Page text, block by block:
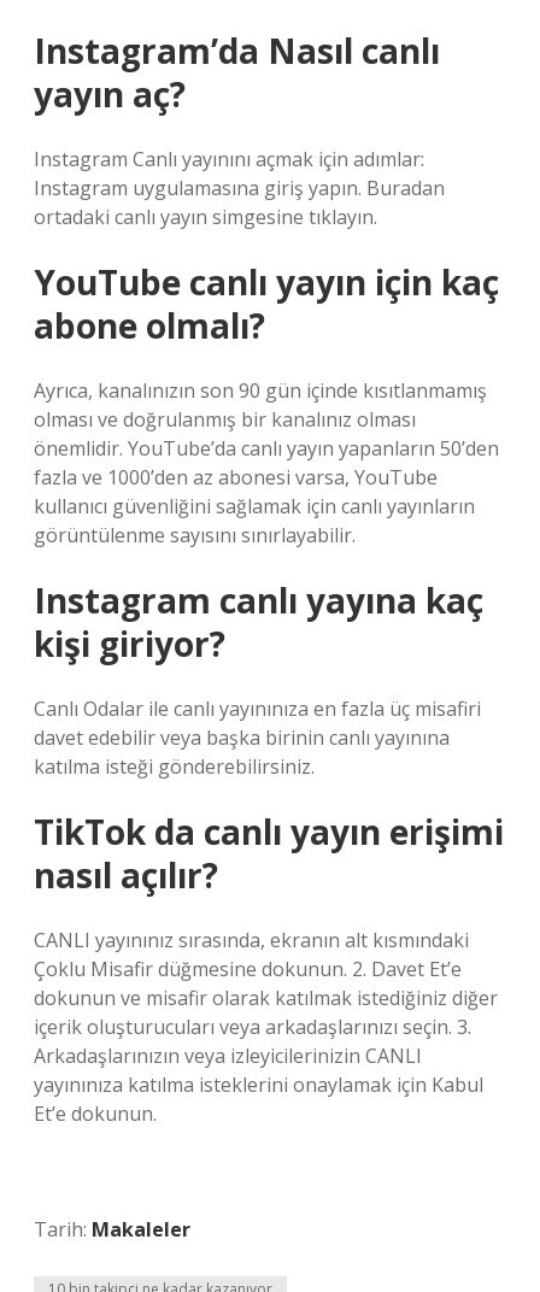
Instagram’da Nasıl canlı
yayın aç?
Instagram Canlı yayınını açmak için adımlar:
Instagram uygulamasına giriş yapın. Buradan
ortadaki canlı yayın simgesine tıklayın.
YouTube canlı yayın için kaç
abone olmalı?
Ayrıca, kanalınızın son 90 gün içinde kısıtlanmamış
olması ve doğrulanmış bir kanalınız olması
önemlidir. YouTube’da canlı yayın yapanların 50’den
fazla ve 1000’den az abonesi varsa, YouTube
kullanıcı güvenliğini sağlamak için canlı yayınların
görüntülenme sayısını sınırlayabilir.
Instagram canlı yayına kaç
kişi giriyor?
Canlı Odalar ile canlı yayınınıza en fazla üç misafiri
davet edebilir veya başka birinin canlı yayınına
katılma isteği gönderebilirsiniz.
TikTok da canlı yayın erişimi
nasıl açılır?
CANLI yayınınız sırasında, ekranın alt kısmındaki
Çoklu Misafir düğmesine dokunun. 2. Davet Et’e
dokunun ve misafir olarak katılmak istediğiniz diğer
içerik oluşturucuları veya arkadaşlarınızı seçin. 3.
Arkadaşlarınızın veya izleyicilerinizin CANLI
yayınınıza katılma isteklerini onaylamak için Kabul
Et’e dokunun.
Tarih: Makaleler